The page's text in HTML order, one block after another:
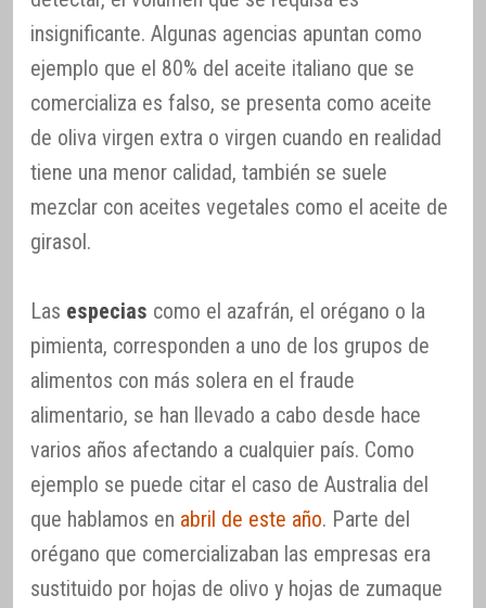
insignificante. Algunas agencias apuntan como
ejemplo que el 80% del aceite italiano que se
comercializa es falso, se presenta como aceite
de oliva virgen extra o virgen cuando en realidad
tiene una menor calidad, también se suele
mezclar con aceites vegetales como el aceite de
girasol.
Las especias como el azafrán, el orégano o la
pimienta, corresponden a uno de los grupos de
alimentos con más solera en el fraude
alimentario, se han llevado a cabo desde hace
varios años afectando a cualquier país. Como
ejemplo se puede citar el caso de Australia del
que hablamos en abril de este año. Parte del
orégano que comercializaban las empresas era
sustituido por hojas de olivo y hojas de zumaque